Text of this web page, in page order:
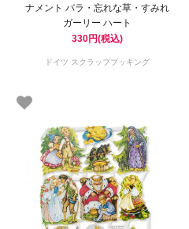
ナメント バラ・忘れな草・すみれ
ガーリー ハート
330円(税込)
ドイツ スクラップブッキング